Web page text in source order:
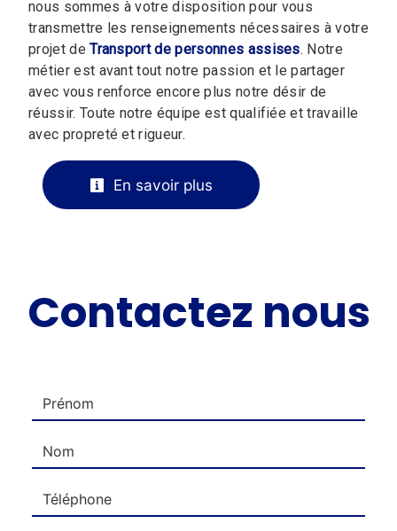
nous sommes à votre disposition pour vous
transmettre les renseignements nécessaires à votre
projet deTransport de personnes assises. Notre
métier est avant tout notre passion et le partager
avec vous renforce encore plus notre désir de
réussir. Toute notre équipe est qualifiée et travaille
avec propreté et rigueur.
En savoir plus
Contactez nous